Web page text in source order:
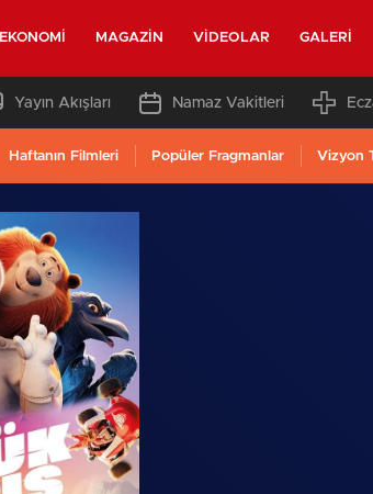
EKONOMI MAGAZIN VIDEOLAR GALERI
Yayın Akışları Namaz Vakitleri
Haftanın Filmleri Popüler Fragmanlar Vizyon